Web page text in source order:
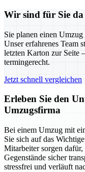
Wir sind für Sie da
Sie planen einen
Unser erfahrenes Team
letzten Karton zur Seite
termingerecht.
Jetzt schnell vergleichen
Erleben Sie den
Umzugsfirma
Bei einem Umzug mit
Sie sich auf das
Mitarbeiter sorgen
Gegenstände sicher
stressfrei und verläuft